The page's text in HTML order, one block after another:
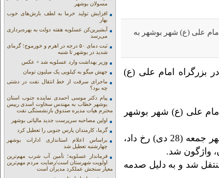
علی (ع) شهر بوشهر به
بزرگراه امام علی (ع)
علی (ع) شهر بوشهر
به گزارش خلیج فارس؛ در این حادثه که پیش از ظهر جمعه (28 دی) رخ داد،
واژگون شد.
شد و به دلیل صدمه
مسولان بوشهر
افزایش تولید خرما به لطف بارش‌های خوب
بهار
آبشیرین‌کن عسلویه هفته دولت به بهره‌برداری
می‌رسد
ثبت دمای ۵۰ درجه در اهرم و خورموج؛ گرمای
شدید در بوشهر تا شنبه
وزیر بهداشت وارد عسلویه شد + عکس
جهش میگو به کیلویی یک میلیون تومان
ماجرای سرقت از خط انتقال نفت در دشتی
چه بود؟
پیام دکتر موسی احمدی نماینده جنوب استان
بوشهر خطاب به مهندس سخاوت اسدی رییس
محترم هیات مدیره صندوق بازنشستگی نفت
اولین مصاحبه سرپرست جدید مالیاتی بوشهر
گرما، کارمندان پارس جنوبی را تعطیل کرد
براساس اعلام استانداری ادارات بوشهر
چهارشنبه تعطیل شد
فرماندار عسلویه؛ تأمین آب شرب مهم‌ترین
اولویت شهرستان است/رضایت مردم مهم‌ترین
معیار سنجش عملکرد مدیران است